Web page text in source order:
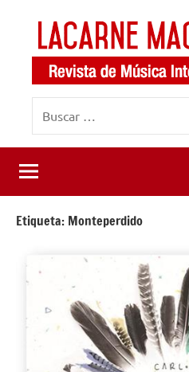
contenido
LaCarne
Magazine
de
música
internacional
Etiqueta: Monteperdido